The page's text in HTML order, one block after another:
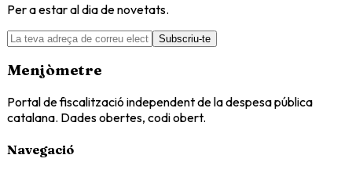
Per a estar al dia de novetats.
Subscriu-te
Menjòmetre
Portal de fiscalització independent de la despesa pública
catalana. Dades obertes, codi obert.
Navegació